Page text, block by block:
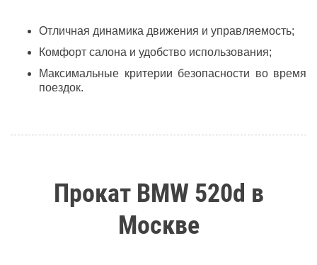
Отличная динамика движения и управляемость;
Комфорт салона и удобство использования;
Максимальные критерии безопасности во время
поездок.
Прокат BMW 520d в
Москве